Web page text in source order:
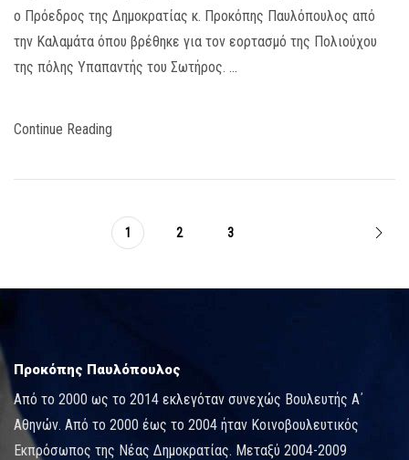
ο Πρόεδρος της Δημοκρατίας κ. Προκόπης Παυλόπουλος από
την Καλαμάτα όπου βρέθηκε για τον εορτασμό της Πολιούχου
της πόλης Υπαπαντής του Σωτήρος. …
Continue Reading
1 2 3
Προκόπης Παυλόπουλος
Από το 2000 ως το 2014 εκλεγόταν συνεχώς Βουλευτής Α΄
Αθηνών. Από το 2000 έως το 2004 ήταν Κοινοβουλευτικός
Εκπρόσωπος της Νέας Δημοκρατίας. Μεταξύ 2004-2009